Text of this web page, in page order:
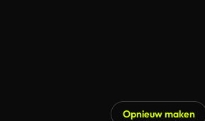
Opnieuw maken